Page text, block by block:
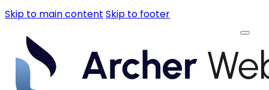
Skip to main content Skip to footer